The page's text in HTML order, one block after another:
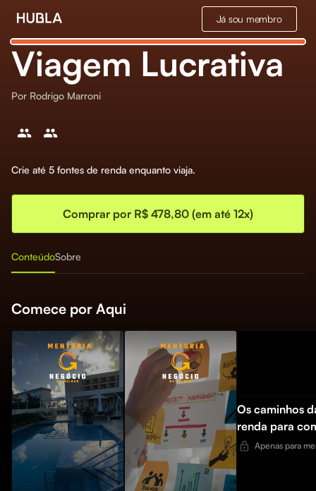
Já sou membro
Viagem Lucrativa
Por Rodrigo Marroni
Crie até 5 fontes de renda enquanto viaja.
Comprar por R$ 478,80 (em até 12x)
ConteúdoSobre
Comece por Aqui
Os caminhos
renda para
Apenas para